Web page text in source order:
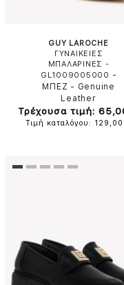
GUY LAROCHE
ΓΥΝΑΙΚΕΙΕΣ
ΜΠΑΛΑΡΙΝΕΣ -
GL1009005000 -
ΜΠΕΖ - Genuine
Leather
Τρέχουσα τιμή:
Τιμή καταλόγου: